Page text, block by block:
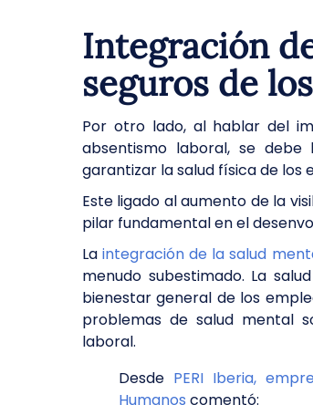
Integración
seguros de
Por otro lado, al hablar del
absentismo laboral, se
garantizar la salud física de los
Este ligado al aumento de la
pilar fundamental en el
Laintegración de la salud
menudo subestimado. La
bienestar general de los
problemas de salud mental
laboral.
Desde PERI Iberia,
Humanos comentó: